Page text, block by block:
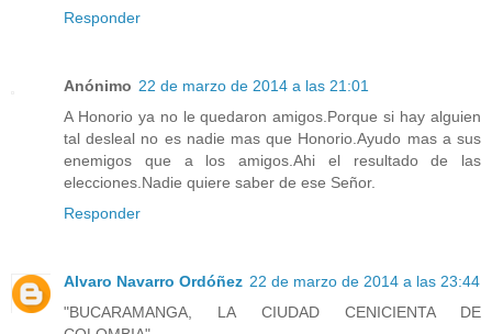
Responder
Anónimo 22 de marzo de 2014 a las 21:01
A Honorio ya no le quedaron amigos.Porque si hay alguien
tal desleal no es nadie mas que Honorio.Ayudo mas a sus
enemigos que a los amigos.Ahi el resultado de las
elecciones.Nadie quiere saber de ese Señor.
Responder
Alvaro Navarro Ordóñez 22 de marzo de 2014 a las 23:44
"BUCARAMANGA, LA CIUDAD CENICIENTA DE